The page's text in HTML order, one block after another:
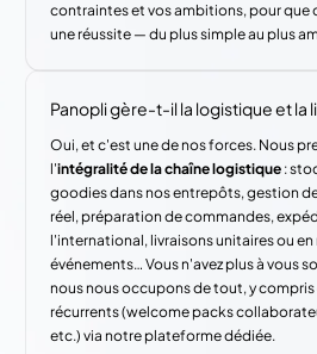
contraintes et vos ambitions, pour que
une réussite — du plus simple au plus
Panopli gère-t-il la logistique et la
Oui, et c'est une de nos forces. Nous
l'intégralité de la chaîne logistique :
goodies dans nos entrepôts, gestion
réel, préparation de commandes,
l'international, livraisons unitaires ou en
événements… Vous n'avez plus à vous
nous nous occupons de tout, y compris
récurrents (welcome packs
etc.) via notre plateforme dédiée.